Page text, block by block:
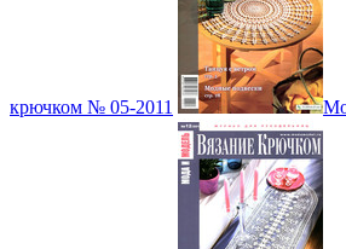
крючком № 05-2011